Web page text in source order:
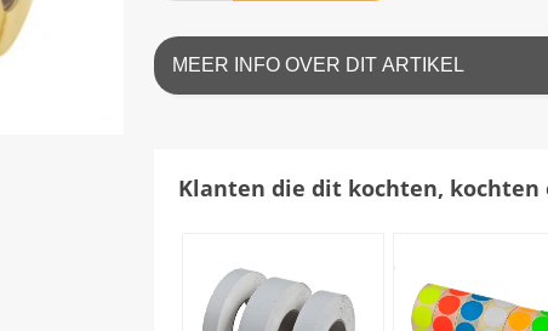
MEER INFO OVER DIT ARTIKEL
Klanten die dit kochten, kochten